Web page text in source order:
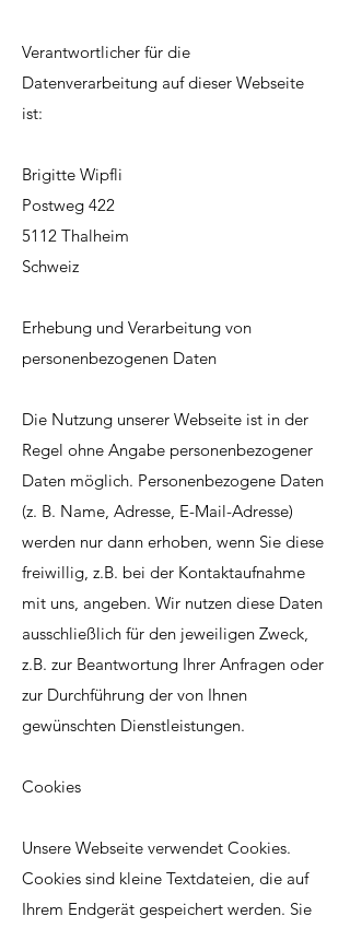
Verantwortlicher für die
Datenverarbeitung auf dieser Webseite
ist:
Brigitte Wipfli
Postweg 422
5112 Thalheim
Schweiz
Erhebung und Verarbeitung von
personenbezogenen Daten
Die Nutzung unserer Webseite ist in der
Regel ohne Angabe personenbezogener
Daten möglich. Personenbezogene Daten
(z. B. Name, Adresse, E-Mail-Adresse)
werden nur dann erhoben, wenn Sie diese
freiwillig, z.B. bei der Kontaktaufnahme
mit uns, angeben. Wir nutzen diese Daten
ausschließlich für den jeweiligen Zweck,
z.B. zur Beantwortung Ihrer Anfragen oder
zur Durchführung der von Ihnen
gewünschten Dienstleistungen.
Cookies
Unsere Webseite verwendet Cookies.
Cookies sind kleine Textdateien, die auf
Ihrem Endgerät gespeichert werden. Sie